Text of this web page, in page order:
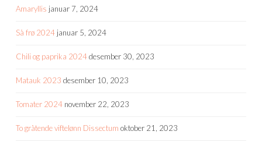
Amaryllis januar 7, 2024
Så frø 2024 januar 5, 2024
Chili og paprika 2024desember 30, 2023
Matauk 2023 desember 10, 2023
Tomater 2024 november 22, 2023
To gråtende viftelønn Dissectum oktober 21, 2023